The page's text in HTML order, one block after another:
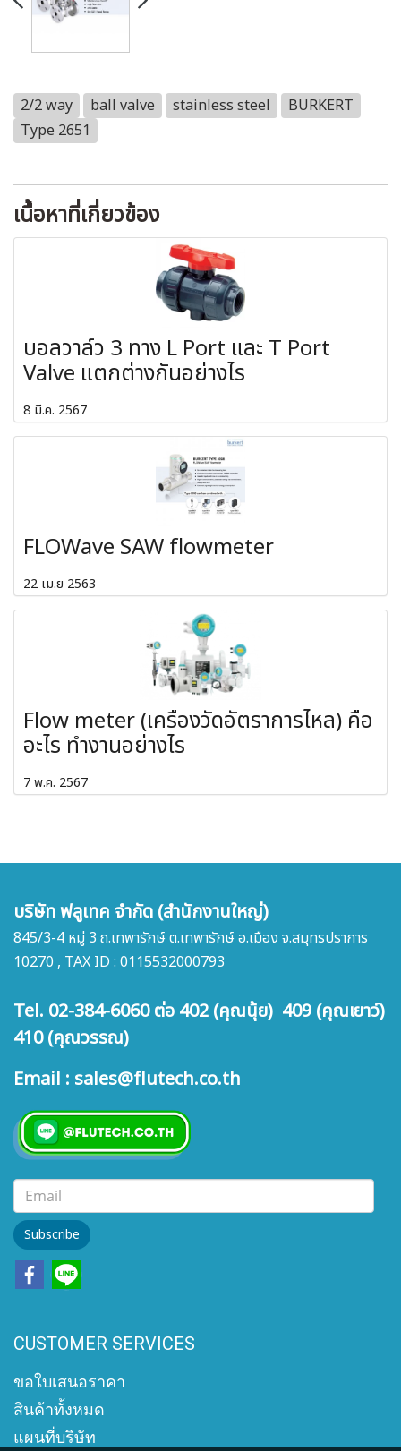
2/2 way ball valve stainless steel
BURKERT
Type 2651
เนื้อหาที่เกี่ยวข้อง
บอลวาล์ว 3 ทาง L Port และ T Port
Valve แตกต่างกันอย่างไร
8 มี.ค. 2567
FLOWave SAW flowmeter
22 เม.ย 2563
Flow meter (เครื่องวัดอัตราการไหล) คือ
อะไร ทำงานอย่างไร
7 พ.ค. 2567
บริษัท ฟลูเทค จำกัด (สำนักงานใหญ่)
845/3-4 หมู่ 3 ถ.เทพารักษ์ ต.เทพารักษ์ อ.เมือง จ.สมุทรปราการ
10270 , TAX ID : 0115532000793
Tel. 02-384-6060 ต่อ 402 (คุณนุ้ย) 409 (คุณเยาว์)
410 (คุณวรรณ)
Email : sales@flutech.co.th
Subscribe
CUSTOMER SERVICES
ขอใบเสนอราคา
สินค้าทั้งหมด
แผนที่บริษัท